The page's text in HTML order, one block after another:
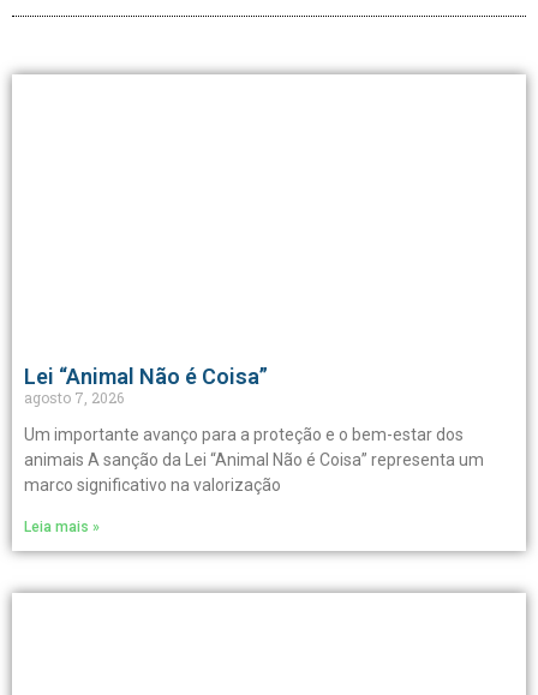
Lei “Animal Não é Coisa”
agosto 7, 2026
Um importante avanço para a proteção e o bem-estar dos
animais A sanção da Lei “Animal Não é Coisa” representa um
marco significativo na valorização
Leia mais »